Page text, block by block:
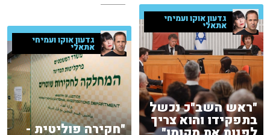
גדעון אוקו ועמיחי
אתאלי
"ראש השב"כ נכשל
בתפקידו והוא צריך
גדעון אוקו ועמיחי
אתאלי
"חקירה פוליטית -